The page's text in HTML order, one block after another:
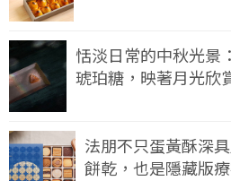
恬淡日常的中秋光景
琥珀糖，映著月光欣
法朋不只蛋黃酥深
餅乾，也是隱藏版療